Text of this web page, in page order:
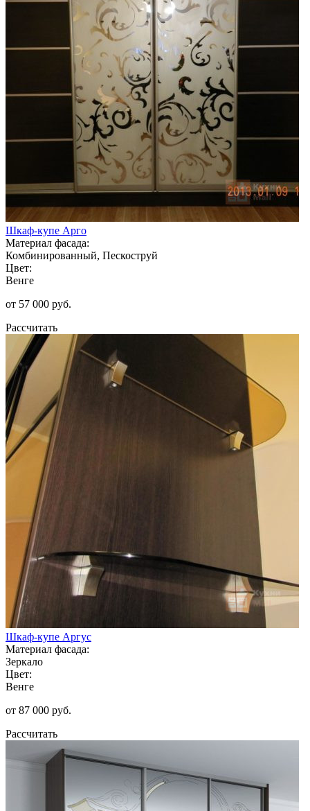
Шкаф-купе Арго
Материал фасада:
Комбинированный, Пескоструй
Цвет:
Венге
от 57 000 руб.
Рассчитать
Шкаф-купе Аргус
Материал фасада:
Зеркало
Цвет:
Венге
от 87 000 руб.
Рассчитать